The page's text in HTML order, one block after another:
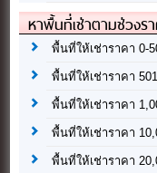
หาพื้นที่เช่าตามช่วงร
พื้นที่ให้เช่าราคา 0-
พื้นที่ให้เช่าราคา
พื้นที่ให้เช่าราคา
พื้นที่ให้เช่าราคา
พื้นที่ให้เช่าราคา